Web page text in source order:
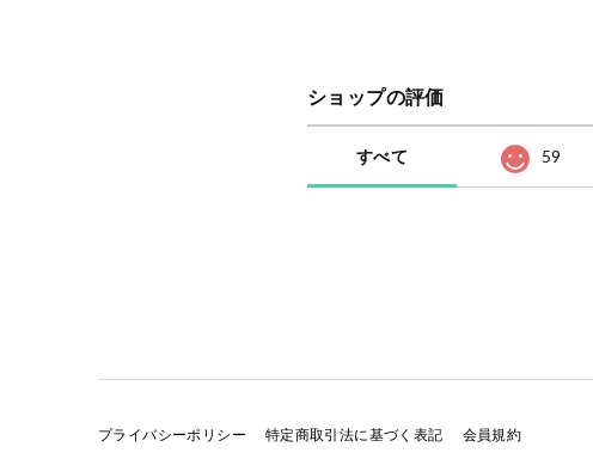
ショップの評価
すべて 59
プライバシーポリシー 特定商取引法に基づく表記 会員規約